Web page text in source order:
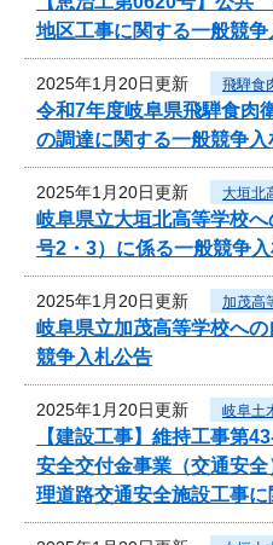
地区工事に関する一般競争
2025年1月20日更新 飛騨食
令和7年度岐阜県飛騨食肉
の調達に関する一般競争入
2025年1月20日更新 大垣北
岐阜県立大垣北高等学校
号2・3）に係る一般競争
2025年1月20日更新 加茂高
岐阜県立加茂高等学校へ
競争入札公告
2025年1月20日更新 岐阜土
【建設工事】維持工事第
安全交付金事業（交通安
理道路交通安全施設工事